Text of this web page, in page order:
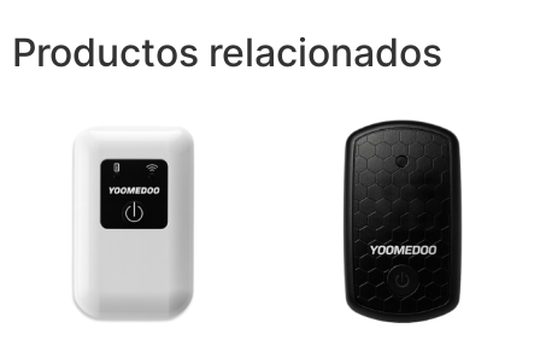
Productos relacionados